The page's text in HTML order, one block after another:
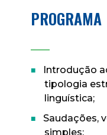
PROGRAMA
____
Introdução
tipologia
linguística;
Saudações,
simples;